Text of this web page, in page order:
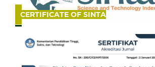
CERTIFICATE OF SINTA